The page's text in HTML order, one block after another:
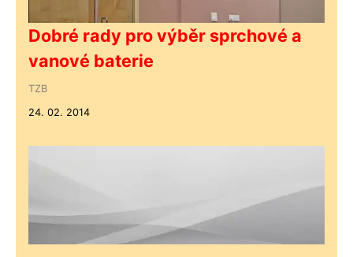
Dobré rady pro výběr sprchové a
vanové baterie
TZB
24. 02. 2014